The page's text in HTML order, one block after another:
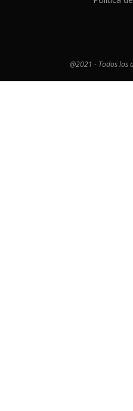
@2021 - Todos los